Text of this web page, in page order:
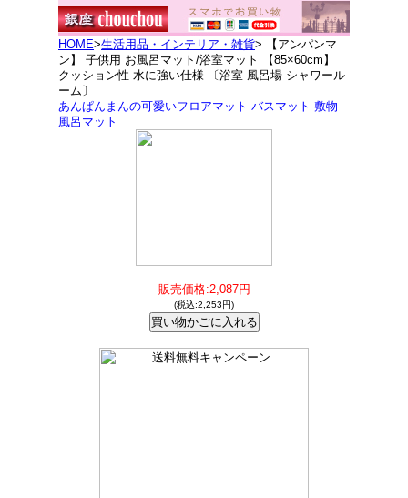
HOME>生活用品・インテリア・雑貨> 【アンパンマ
ン】 子供用 お風呂マット/浴室マット 【85×60cm】
クッション性 水に強い仕様 〔浴室 風呂場 シャワール
ーム〕
あんぱんまんの可愛いフロアマット バスマット 敷物
風呂マット
販売価格:2,087円
(税込:2,253円)